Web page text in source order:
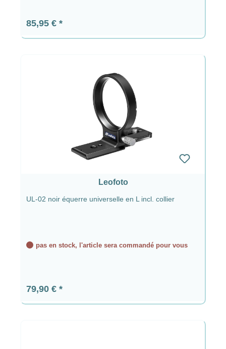
Prix régulier :
85,95 €
Leofoto
UL-02 noir équerre universelle en L incl. collier
pas en stock, l'article sera commandé pour vous
Prix régulier :
79,90 €